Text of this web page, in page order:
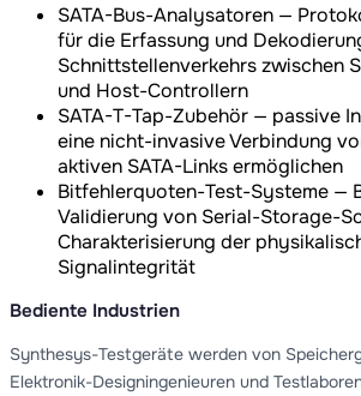
SATA-Bus-Analysatoren —
für die Erfassung und
Schnittstellenverkehrs zwischen
und Host-Controllern
SATA-T-Tap-Zubehör — passive
eine nicht-invasive Verbindung
aktiven SATA-Links ermöglichen
Bitfehlerquoten-Test-Systeme —
Validierung von Serial-Storage-
Charakterisierung der
Signalintegrität
Bediente Industrien
Synthesys-Testgeräte werden von
Elektronik-Designingenieuren und